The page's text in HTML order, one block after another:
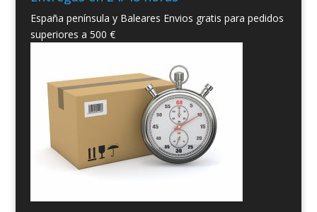
España península y Baleares Envios gratis para pedidos
superiores a 500 €